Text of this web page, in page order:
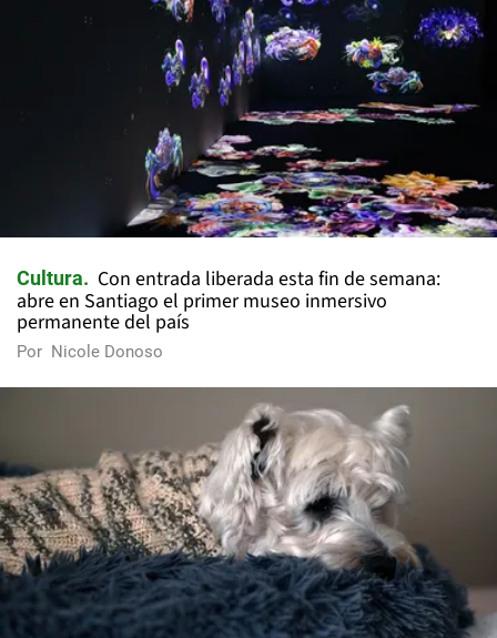
Cultura
Con entrada liberada esta fin de semana:
abre en Santiago el primer museo inmersivo
permanente del país
Por Nicole Donoso